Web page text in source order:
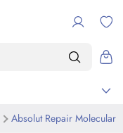
Absolut Repair Molecular